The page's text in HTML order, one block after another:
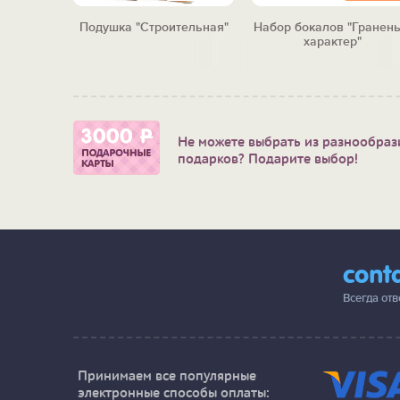
Подушка "Строительная"
Набор бокалов
характер"
Не можете выбрать из
подарков? Подарите выбор!
Всегда
Принимаем все популярные
электронные способы оплаты: